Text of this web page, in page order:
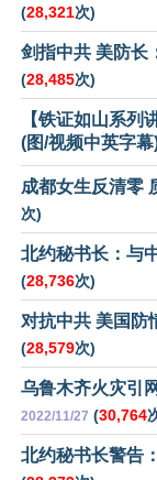
(28,321次)
剑指中共 美防长
(28,485次)
【铁证如山系列
(图/视频中英字幕
成都女生反清零
次)
北约秘书长：与
(28,736次)
对抗中共 美国防
(28,579次)
乌鲁木齐火灾引
2022/11/27 (30,764
北约秘书长警告